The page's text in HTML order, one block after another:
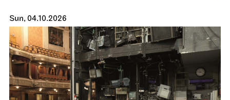
Sun, 04.10.2026